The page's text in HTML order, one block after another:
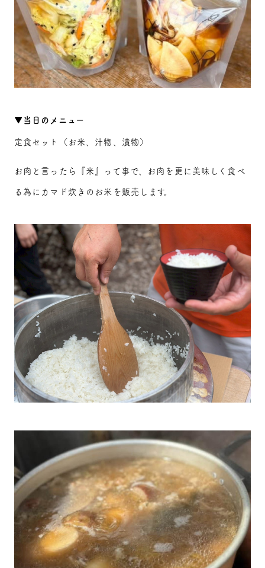
▼当日のメニュー
定食セット（お米、汁物、漬物）
お肉と言ったら『米』って事で、お肉を更に美味しく食べ
る為にカマド炊きのお米を販売します。